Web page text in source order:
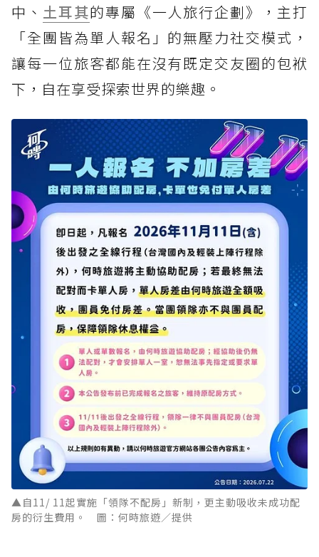
中、 土耳其的專屬《一人旅行企劃》，主打
「全團皆為單人報名」的無壓力社交模式，
讓每一位旅客都能在沒有既定交友圈的包袱
下，自在享受探索世界的樂趣。
▲自11/ 11起實施「領隊不配房」新制，更主動吸收未成功配
房的衍生費用。 圖：何時旅遊／提供